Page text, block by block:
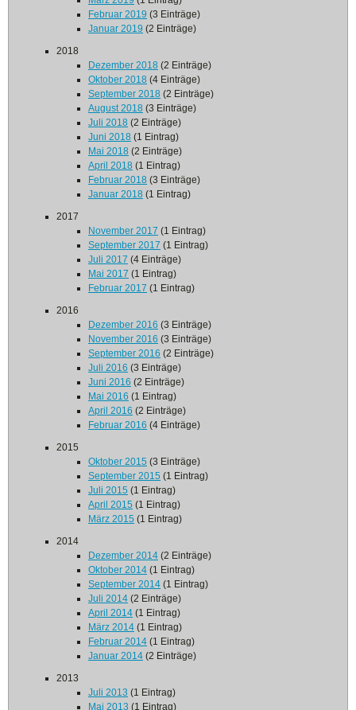
Februar 2019 (3 Einträge)
Januar 2019 (2 Einträge)
2018
Dezember 2018 (2 Einträge)
Oktober 2018 (4 Einträge)
September 2018 (2 Einträge)
August 2018 (3 Einträge)
Juli 2018 (2 Einträge)
Juni 2018 (1 Eintrag)
Mai 2018 (2 Einträge)
April 2018 (1 Eintrag)
Februar 2018 (3 Einträge)
Januar 2018 (1 Eintrag)
2017
November 2017 (1 Eintrag)
September 2017 (1 Eintrag)
Juli 2017 (4 Einträge)
Mai 2017 (1 Eintrag)
Februar 2017 (1 Eintrag)
2016
Dezember 2016 (3 Einträge)
November 2016 (3 Einträge)
September 2016 (2 Einträge)
Juli 2016 (3 Einträge)
Juni 2016 (2 Einträge)
Mai 2016 (1 Eintrag)
April 2016 (2 Einträge)
Februar 2016 (4 Einträge)
2015
Oktober 2015 (3 Einträge)
September 2015 (1 Eintrag)
Juli 2015 (1 Eintrag)
April 2015 (1 Eintrag)
März 2015 (1 Eintrag)
2014
Dezember 2014 (2 Einträge)
Oktober 2014 (1 Eintrag)
September 2014 (1 Eintrag)
Juli 2014 (2 Einträge)
April 2014 (1 Eintrag)
März 2014 (1 Eintrag)
Februar 2014 (1 Eintrag)
Januar 2014 (2 Einträge)
2013
Juli 2013 (1 Eintrag)
Mai 2013 (1 Eintrag)